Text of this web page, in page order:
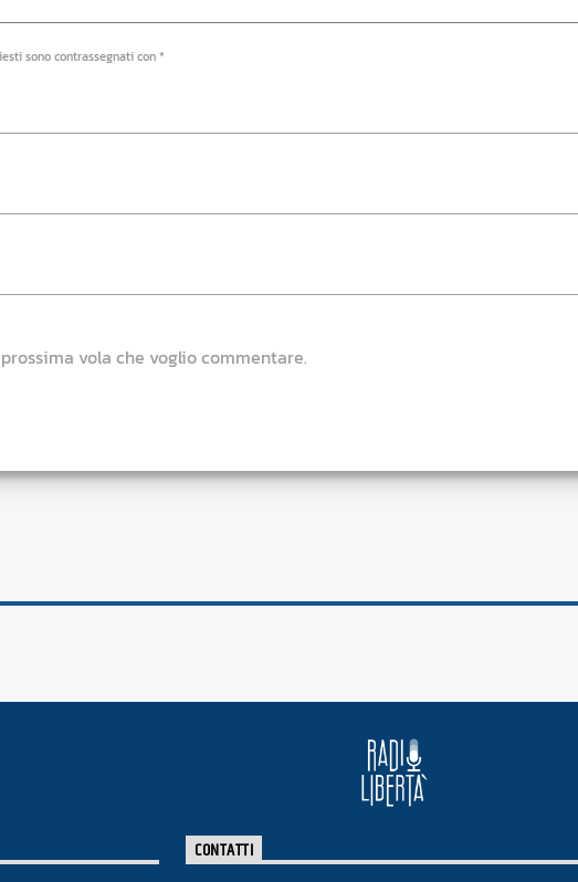
sono contrassegnati con *
vola che voglio commentare.
CONTATTI